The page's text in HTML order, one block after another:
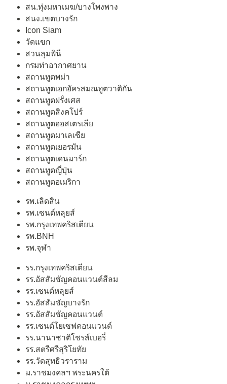
สน.ทุ่งมหาเมฆ/บางโพงพาง
สนง.เขตบางรัก
Icon Siam
วัดแขก
สวนลุมพินี
กรมท่าอากาศยาน
สถานทูตพม่า
สถานทูตเอกอัครสมณทูตวาติกัน
สถานทูตฝรั่งเศส
สถานทูตสิงคโปร์
สถานทูตออสเตรเลีย
สถานทูตมาเลเซีย
สถานทูตเยอรมัน
สถานทูตเดนมาร์ก
สถานทูตญี่ปุ่น
สถานทูตอเมริกา
รพ.เลิดสิน
รพ.เซนต์หลุยส์
รพ.กรุงเทพคริสเตียน
รพ.BNH
รพ.จุฬา
รร.กรุงเทพคริสเตียน
รร.อัสสัมชัญคอนแวนต์สีลม
รร.เซนต์หลุยส์
รร.อัสสัมชัญบางรัก
รร.อัสสัมชัญคอนแวนต์
รร.เซนต์โยเซฟคอนแวนต์
รร.นานาชาติโชรส์เบอรี่
รร.สตรีศรีสุริโยทัย
รร.วัดสุทธิวราราม
ม.ราชมงคลฯ พระนครใต้